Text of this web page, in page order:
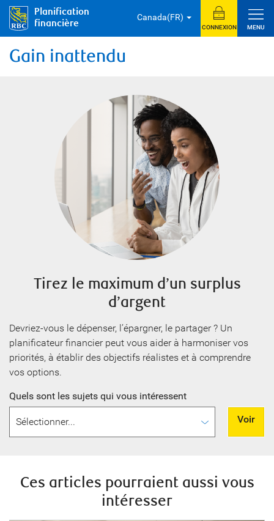
Planification
financière
Canada(FR)
CONNEXION MENU
Gain inattendu
Tirez le maximum d’un surplus
d’argent
Devriez-vous le dépenser, l’épargner, le partager ? Un
planificateur financier peut vous aider à harmoniser vos
priorités, à établir des objectifs réalistes et à comprendre
vos options.
Quels sont les sujets qui vous intéressent
Voir
Ces articles pourraient aussi vous
intéresser